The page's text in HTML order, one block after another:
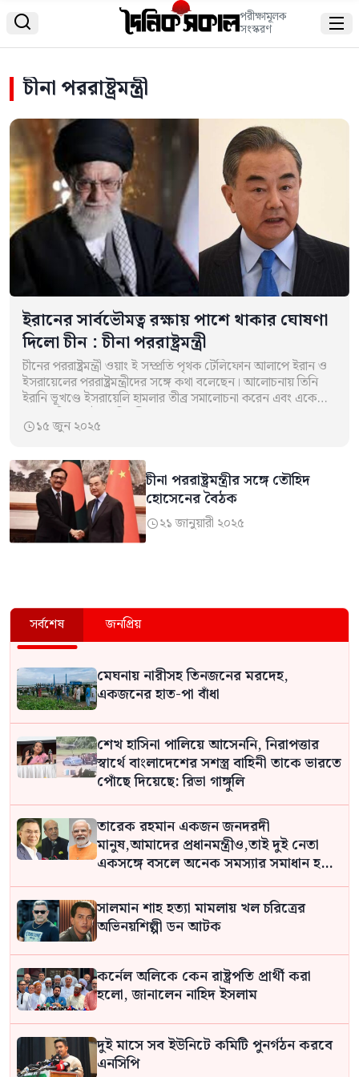
 পরীক্ষামূলক
সংস্করণ 
চীনা পররাষ্ট্রমন্ত্রী
ইরানের সার্বভৌমত্ব রক্ষায় পাশে থাকার ঘোষণা
দিলো চীন : চীনা পররাষ্ট্রমন্ত্রী
চীনের পররাষ্ট্রমন্ত্রী ওয়াং ই সম্প্রতি পৃথক টেলিফোন আলাপে ইরান ও
ইসরায়েলের পররাষ্ট্রমন্ত্রীদের সঙ্গে কথা বলেছেন। আলোচনায় তিনি
ইরানি ভূখণ্ডে ইসরায়েলি হামলার তীব্র সমালোচনা করেন এবং একে
১৫ জুন ২০২৫
চীনা পররাষ্ট্রমন্ত্রীর সঙ্গে তৌহিদ
হোসেনের বৈঠক
২১ জানুয়ারী ২০২৫
সর্বশেষ জনপ্রিয়
মেঘনায় নারীসহ তিনজনের মরদেহ,
একজনের হাত-পা বাঁধা
শেখ হাসিনা পালিয়ে আসেননি, নিরাপত্তার
স্বার্থে বাংলাদেশের সশস্ত্র বাহিনী তাকে ভারতে
পোঁছে দিয়েছে: রিভা গাঙ্গুলি
তারেক রহমান একজন জনদরদী
মানুষ,আমাদের প্রধানমন্ত্রীও,তাই দুই নেতা
একসঙ্গে বসলে অনেক সমস্যার সমাধান হবে:
দীনেশ ত্রিবেদী
সালমান শাহ হত্যা মামলায় খল চরিত্রের
অভিনয়শিল্পী ডন আটক
কর্নেল অলিকে কেন রাষ্ট্রপতি প্রার্থী করা
হলো, জানালেন নাহিদ ইসলাম
দুই মাসে সব ইউনিটে কমিটি পুনর্গঠন করবে
এনসিপি